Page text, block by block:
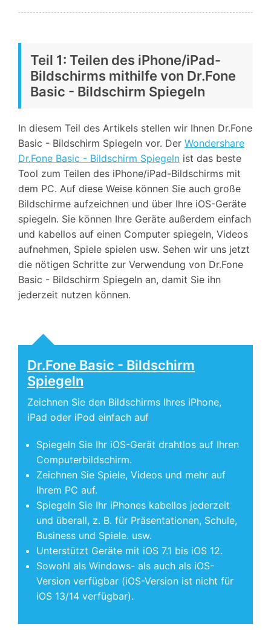
Teil 1: Teilen des iPhone/iPad-
Bildschirms mithilfe von Dr.Fone
Basic - Bildschirm Spiegeln
In diesem Teil des Artikels stellen wir Ihnen Dr.Fone
Basic - Bildschirm Spiegeln vor. Der Wondershare
Dr.Fone Basic - Bildschirm Spiegeln ist das beste
Tool zum Teilen des iPhone/iPad-Bildschirms mit
dem PC. Auf diese Weise können Sie auch große
Bildschirme aufzeichnen und über Ihre iOS-Geräte
spiegeln. Sie können Ihre Geräte außerdem einfach
und kabellos auf einen Computer spiegeln, Videos
aufnehmen, Spiele spielen usw. Sehen wir uns jetzt
die nötigen Schritte zur Verwendung von Dr.Fone
Basic - Bildschirm Spiegeln an, damit Sie ihn
jederzeit nutzen können.
Dr.Fone Basic - Bildschirm
Spiegeln
Zeichnen Sie den Bildschirms Ihres iPhone,
iPad oder iPod einfach auf
Spiegeln Sie Ihr iOS-Gerät drahtlos auf Ihren
Computerbildschirm.
Zeichnen Sie Spiele, Videos und mehr auf
Ihrem PC auf.
Spiegeln Sie Ihr iPhones kabellos jederzeit
und überall, z. B. für Präsentationen, Schule,
Business und Spiele. usw.
Unterstützt Geräte mit iOS 7.1 bis iOS 12.
Sowohl als Windows- als auch als iOS-
Version verfügbar (iOS-Version ist nicht für
iOS 13/14 verfügbar).